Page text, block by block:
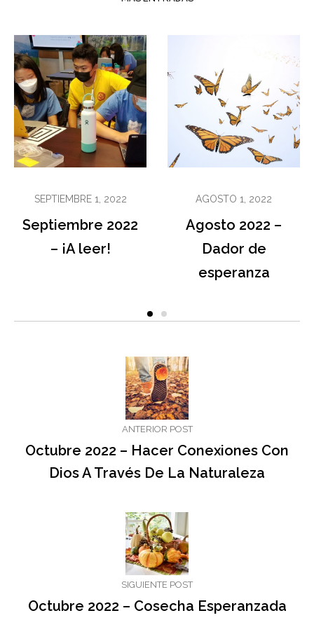
SEPTIEMBRE 1, 2022
Septiembre 2022
– ¡A leer!
AGOSTO 1, 2022
Agosto 2022 –
Dador de
esperanza
ANTERIOR POST
Octubre 2022 – Hacer Conexiones Con
Dios A Través De La Naturaleza
SIGUIENTE POST
Octubre 2022 – Cosecha Esperanzada